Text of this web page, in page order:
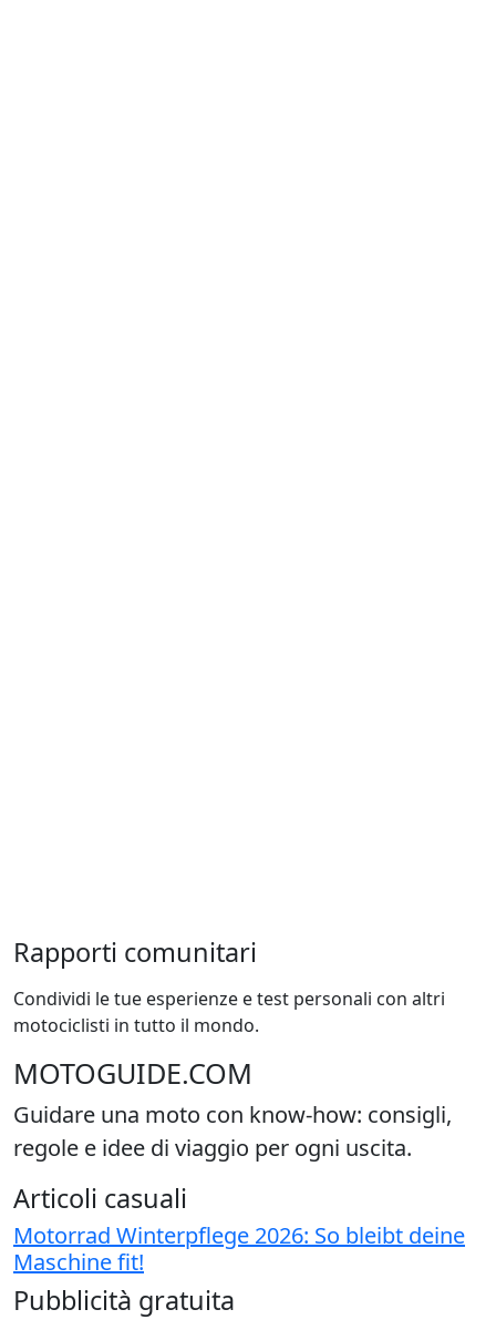
Rapporti comunitari
Condividi le tue esperienze e test personali con altri
motociclisti in tutto il mondo.
MOTOGUIDE.COM
Guidare una moto con know-how: consigli,
regole e idee di viaggio per ogni uscita.
Articoli casuali
Motorrad Winterpflege 2026: So bleibt deine
Maschine fit!
Pubblicità gratuita